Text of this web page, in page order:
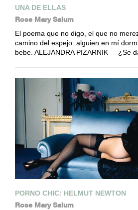
UNA DE ELLAS
Rose Mary Salum
El poema que no digo, el que no
camino del espejo: alguien en mí
bebe. ALEJANDRA PIZARNIK –¿Se
PORNO CHIC: HELMUT NEWTON
Rose Mary Salum